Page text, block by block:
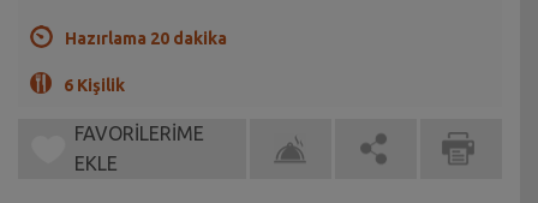
Hazırlama 20 dakika
6 Kişilik
FAVORİLERİME
EKLE